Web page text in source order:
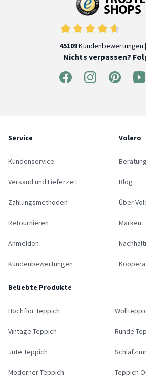
45109Kundenbewertungen |
Nichts verpassen?
Service
Kundenservice
Versand und Lieferzeit
Zahlungsmethoden
Retournieren
Anmelden
Kundenbewertungen
Volero
Beratung
Blog
Über
Marken
Beliebte Produkte
Hochflor Teppich
Vintage Teppich Runde
Jute Teppich
Moderner Teppich Teppich